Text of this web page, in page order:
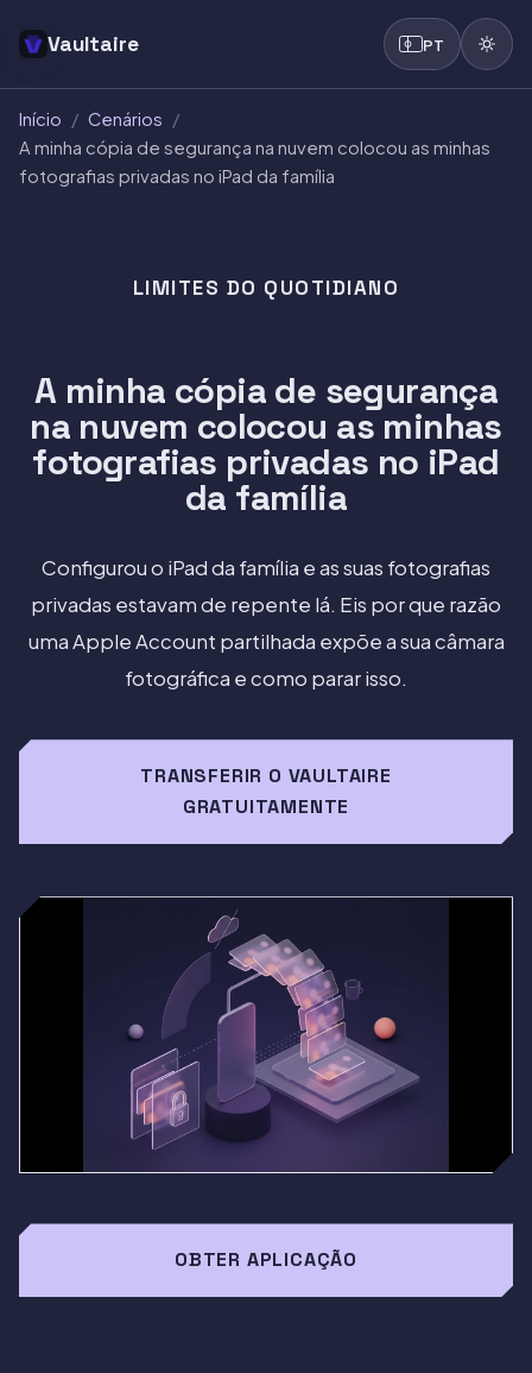
Vaultaire PT
Início / Cenários /
A minha cópia de segurança na nuvem colocou as minhas
fotografias privadas no iPad da família
LIMITES DO QUOTIDIANO
A minha cópia de segurança
na nuvem colocou as minhas
fotografias privadas no iPad
da família
Configurou o iPad da família e as suas fotografias
privadas estavam de repente lá. Eis por que razão
uma Apple Account partilhada expõe a sua câmara
fotográfica e como parar isso.
TRANSFERIR O VAULTAIRE
GRATUITAMENTE
OBTER APLICAÇÃO